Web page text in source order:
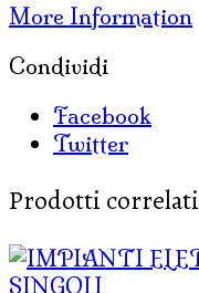
More Information
Condividi
Facebook
Twitter
Prodotti correlati